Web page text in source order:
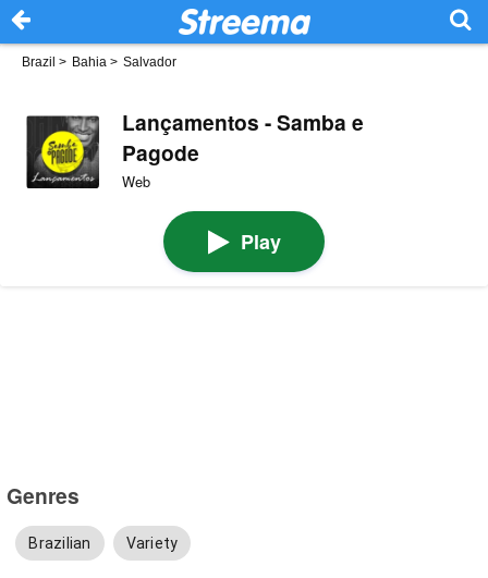
Brazil > Bahia > Salvador
Lançamentos - Samba e
Pagode
Web
Play
Genres
Brazilian Variety